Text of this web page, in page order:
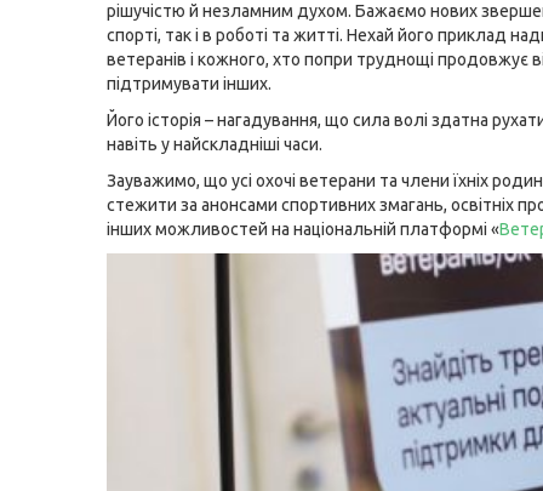
рішучістю й незламним духом. Бажаємо нових
спорті, так і в роботі та житті. Нехай його приклад
ветеранів і кожного, хто попри труднощі продовжує
підтримувати інших.
Його історія – нагадування, що сила волі здатна
навіть у найскладніші часи.
Зауважимо, що усі охочі ветерани та члени їхніх
стежити за анонсами спортивних змагань, освітніх
інших можливостей на національній платформі «